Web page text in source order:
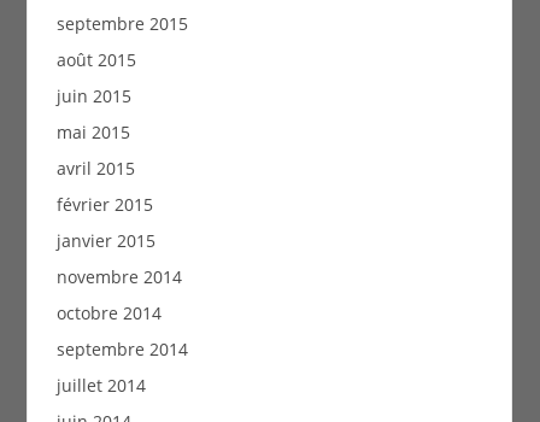
septembre 2015
août 2015
juin 2015
mai 2015
avril 2015
février 2015
janvier 2015
novembre 2014
octobre 2014
septembre 2014
juillet 2014